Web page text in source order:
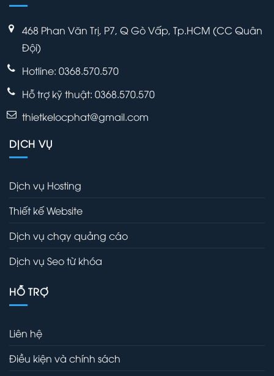
468 Phan Văn Trị, P7, Q Gò Vấp, Tp.HCM (CC Quân
Đội)
Hotline: 0368.570.570
Hỗ trợ kỹ thuật: 0368.570.570
thietkelocphat@gmail.com
DỊCH VỤ
Dịch vụ Hosting
Thiết kế Website
Dịch vụ chạy quảng cáo
Dịch vụ Seo từ khóa
HỖ TRỢ
Liên hệ
Điều kiện và chính sách